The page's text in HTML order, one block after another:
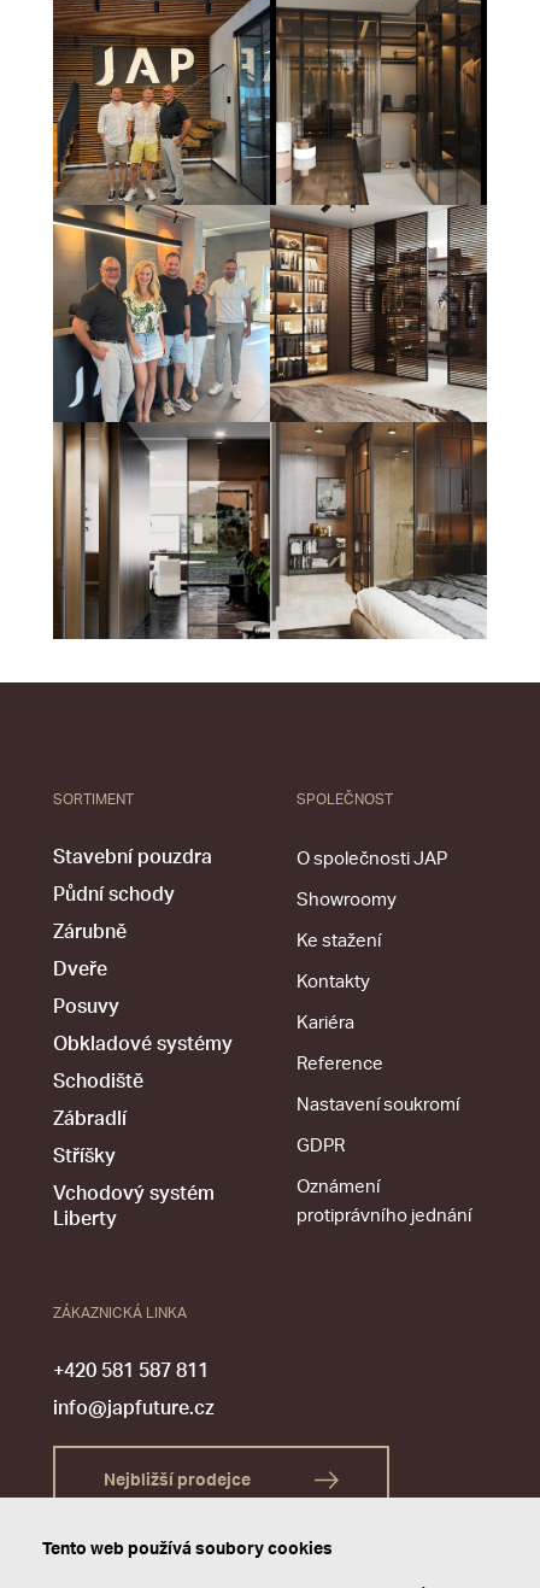
SORTIMENT
Stavební pouzdra
Půdní schody
Zárubně
Dveře
Posuvy
Obkladové systémy
Schodiště
Zábradlí
Stříšky
Vchodový systém
Liberty
SPOLEČNOST
O společnosti JAP
Showroomy
Ke stažení
Kontakty
Kariéra
Reference
Nastavení soukromí
GDPR
Oznámení
protiprávního jednání
ZÁKAZNICKÁ LINKA
+420 581 587 811
info@japfuture.cz
Nejbližší prodejce
Tento web používá soubory cookies